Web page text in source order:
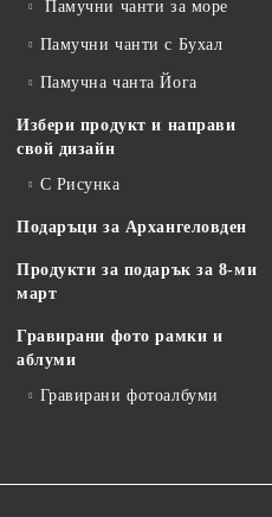
Памучни чанти за море
Памучни чанти с Бухал
Памучна чанта Йога
Избери продукт и направи
свой дизайн
С Рисунка
Подаръци за Архангеловден
Продукти за подарък за 8-ми
март
Гравирани фото рамки и
аблуми
Гравирани фотоалбуми